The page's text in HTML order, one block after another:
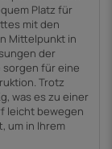
Platz für
mit den
Mittelpunkt in
der
sorgen für eine
Trotz
was es zu einer
leicht bewegen
um in Ihrem